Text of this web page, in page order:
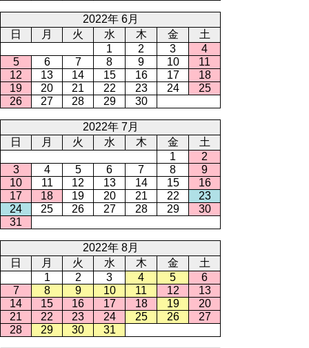
2022年 6月
日
月 火 水 木 金
土
1
2 3
4
5
6 7 8 9 10
11
12
13 14 15 16 17
18
19
20 21 22 23 24
25
26
27 28 29 30
2022年 7月
日
月 火 水 木 金
土
1
2
3
4 5 6 7 8
9
10
11 12 13 14 15
16
17
18 19 20 21 22
23
24
25 26 27 28 29
30
31
2022年 8月
日
月 火 水 木 金
土
1
2 3 4 5
6
7
8 9 10 11 12
13
14
15 16 17 18 19
20
21
22 23 24 25 26
27
28
29 30 31